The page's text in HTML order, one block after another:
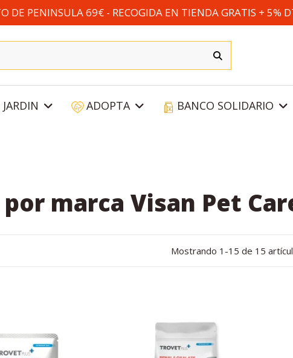
DE PENINSULA 69€ - RECOGIDA EN TIENDA GRATIS + 5%
ADOPTA BANCO SOLIDARIO
marca Visan Pet
Mostrando 1-15 de 15